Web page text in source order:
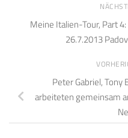
Meine Italien-Tour, Part
26.7.2013
Peter Gabriel,
arbeiteten gemeinsam